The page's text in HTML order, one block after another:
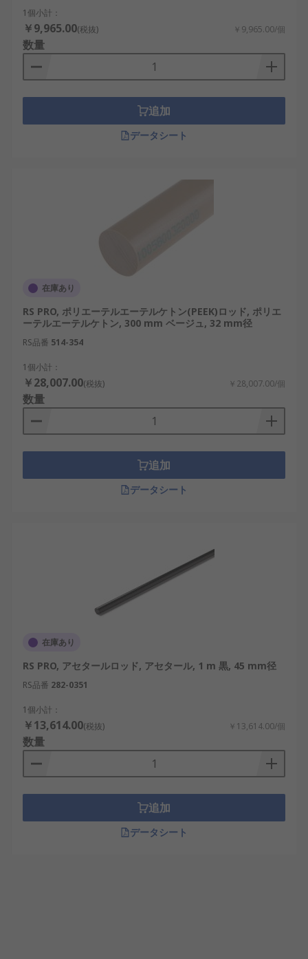
1個小計：
￥9,965.00(税抜) ￥9,965.00/個
数量
追加
データシート
在庫あり
RS PRO, ポリエーテルエーテルケトン(PEEK)ロッド, ポリエ
ーテルエーテルケトン, 300 mm ベージュ, 32 mm径
RS品番 514-354
1個小計：
￥28,007.00(税抜) ￥28,007.00/個
数量
追加
データシート
在庫あり
RS PRO, アセタールロッド, アセタール, 1 m 黒, 45 mm径
RS品番 282-0351
1個小計：
￥13,614.00(税抜) ￥13,614.00/個
数量
追加
データシート